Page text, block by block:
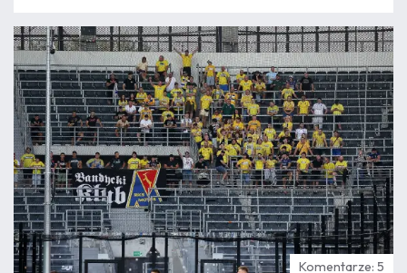
09.08
8:16
Komentarze: 5